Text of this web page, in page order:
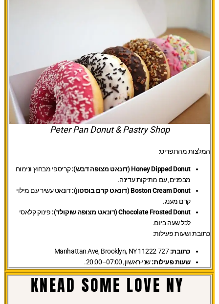
Peter Pan Donut & Pastry Shop
המלצות מהתפריט:
Honey Dipped Donut (דונאט מצופה דבש):
קריספי מבחוץ ונימוח
מבפנים, עם מתיקות עדינה.
Boston Cream Donut (דונאט קרם בוסטון):
דונאט עשיר עם מילוי
קרם מענג.
Chocolate Frosted Donut (דונאט מצופה שוקולד):
פינוק קלאסי
לכל שעה ביום.
כתובת ושעות פעילות:
כתובת:727 Manhattan Ave, Brooklyn, NY 11222
שעות פעילות:שני-ראשון, 07:00–20:00.
KNEAD SOME LOVE NY